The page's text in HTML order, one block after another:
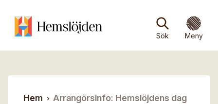
Stäng
Meny
Sök
Stäng
Hem Arrangörsinfo: Hemslöjdens dag